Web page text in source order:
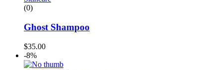
(0)
Ghost Shampoo
$35.00
-8%